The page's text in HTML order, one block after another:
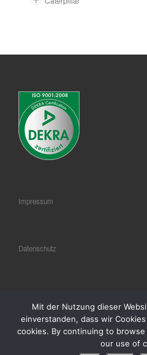
Impressum
Datenschutz
Mit der Nutzung dieser
einverstanden, dass wir
cookies. By continuing to
our use of